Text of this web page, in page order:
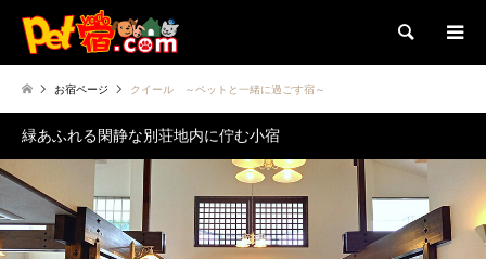
検索
お宿ページ クイール ～ペットと一緒に過ごす宿～
緑あふれる閑静な別荘地内に佇む小宿